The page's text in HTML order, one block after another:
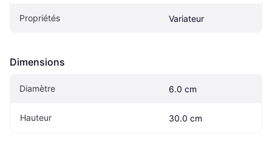
Propriétés Variateur
Dimensions
Diamètre 6.0 cm
Hauteur 30.0 cm